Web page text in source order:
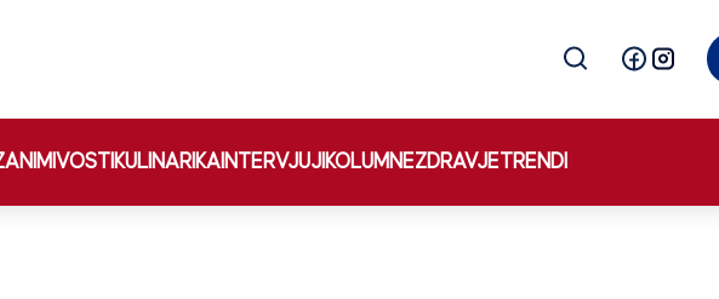
KULINARIKA INTERVJUJI KOLUMNEZDRAVJETRENDI